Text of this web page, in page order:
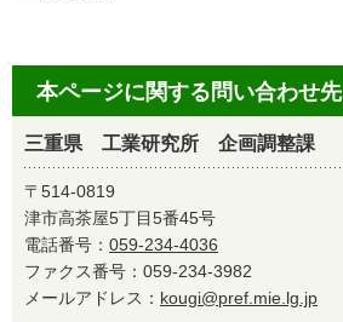
本ページに関する問い合わせ先
三重県 工業研究所 企画調整課
〒514-0819
津市高茶屋5丁目5番45号
電話番号： 059-234-4036
ファクス番号：059-234-3982
メールアドレス： kougi@pref.mie.lg.jp